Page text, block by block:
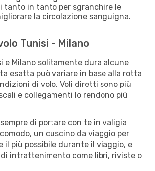
tanto in tanto per sgranchire le
la circolazione sanguigna.
Tunisi - Milano
e Milano solitamente dura alcune
esatta può variare in base alla rotta
di volo. Voli diretti sono più
e collegamenti lo rendono più
di portare con te in valigia
un cuscino da viaggio per
il più possibile durante il viaggio, e
intrattenimento come libri, riviste o